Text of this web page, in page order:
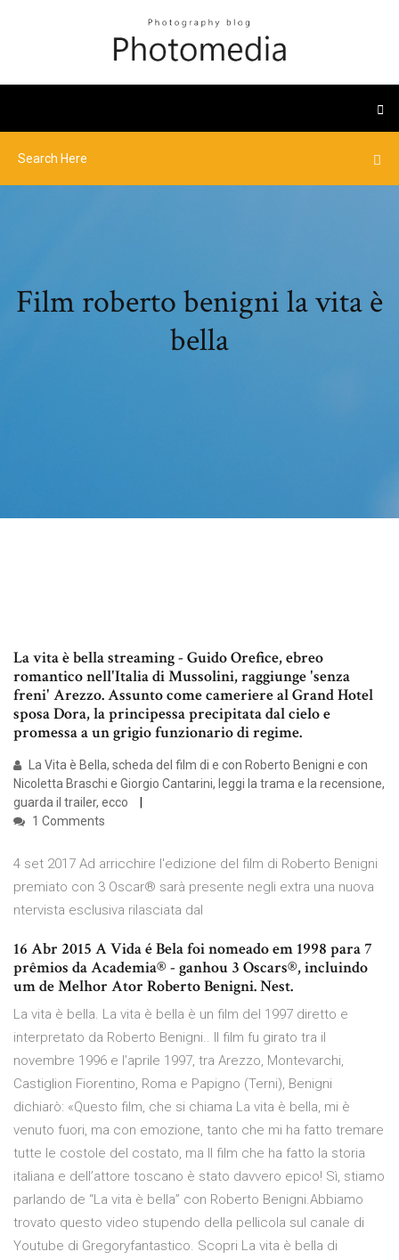
Film roberto benigni la vita è
bella
La vita è bella streaming - Guido Orefice, ebreo
romantico nell'Italia di Mussolini, raggiunge 'senza
freni' Arezzo. Assunto come cameriere al Grand Hotel
sposa Dora, la principessa precipitata dal cielo e
promessa a un grigio funzionario di regime.
La Vita è Bella, scheda del film di e con Roberto Benigni e con
Nicoletta Braschi e Giorgio Cantarini, leggi la trama e la recensione,
guarda il trailer, ecco
1 Comments
4 set 2017 Ad arricchire l'edizione del film di Roberto Benigni
premiato con 3 Oscar® sarà presente negli extra una nuova
ntervista esclusiva rilasciata dal
16 Abr 2015 A Vida é Bela foi nomeado em 1998 para 7
prêmios da Academia® - ganhou 3 Oscars®, incluindo
um de Melhor Ator Roberto Benigni. Nest.
La vita è bella. La vita è bella è un film del 1997 diretto e
interpretato da Roberto Benigni.. Il film fu girato tra il
novembre 1996 e l’aprile 1997, tra Arezzo, Montevarchi,
Castiglion Fiorentino, Roma e Papigno (Terni), Benigni
dichiarò: «Questo film, che si chiama La vita è bella, mi è
venuto fuori, ma con emozione, tanto che mi ha fatto tremare
tutte le costole del costato, ma Il film che ha fatto la storia
italiana e dell’attore toscano è stato davvero epico! Sì, stiamo
parlando de “La vita è bella” con Roberto Benigni.Abbiamo
trovato questo video stupendo della pellicola sul canale di
Youtube di Gregoryfantastico. Scopri La vita è bella di